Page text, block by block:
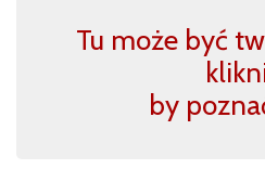
Tu może być
by